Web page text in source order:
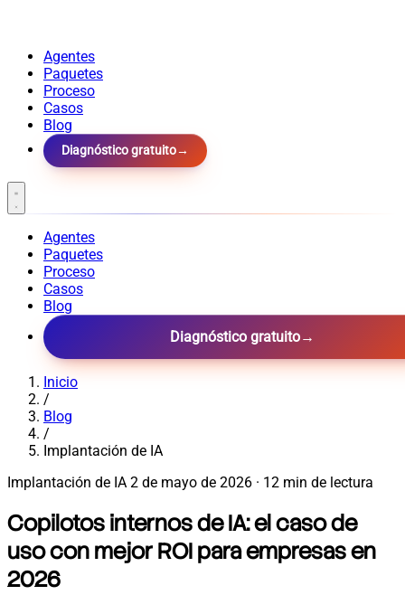
Agentes
Paquetes
Proceso
Casos
Blog
Diagnóstico gratuito→
Agentes
Paquetes
Proceso
Casos
Blog
Diagnóstico gratuito→
Inicio
/
Blog
/
Implantación de IA
Implantación de IA 2 de mayo de 2026 · 12 min de lectura
Copilotos internos de IA: el caso de
uso con mejor ROI para empresas en
2026